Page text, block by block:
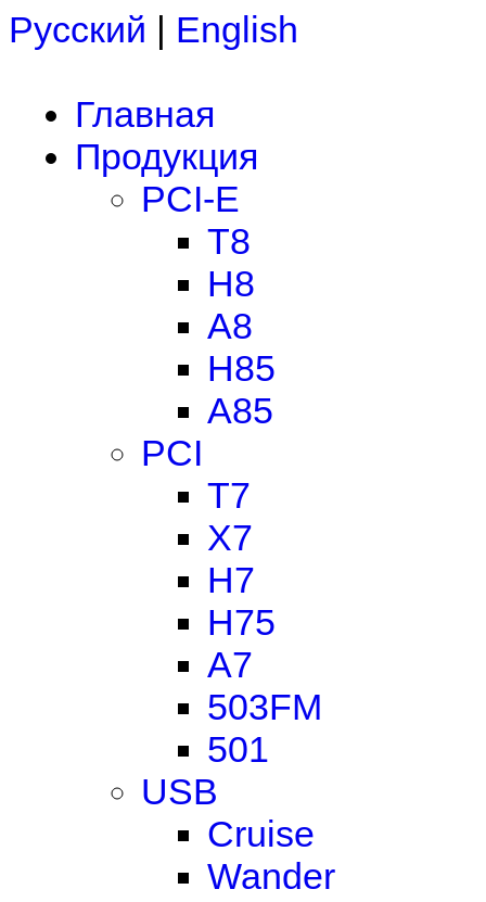
Русский | English
Главная
Продукция
PCI-E
T8
H8
A8
H85
A85
PCI
T7
X7
H7
H75
A7
503FM
501
USB
Cruise
Wander